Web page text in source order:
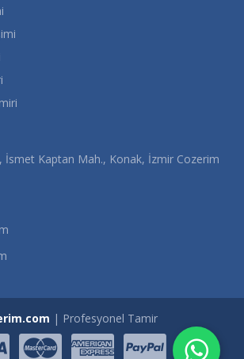
İsmet Kaptan Mah., Konak, İzmir Cozerim
| Profesyonel Tamir